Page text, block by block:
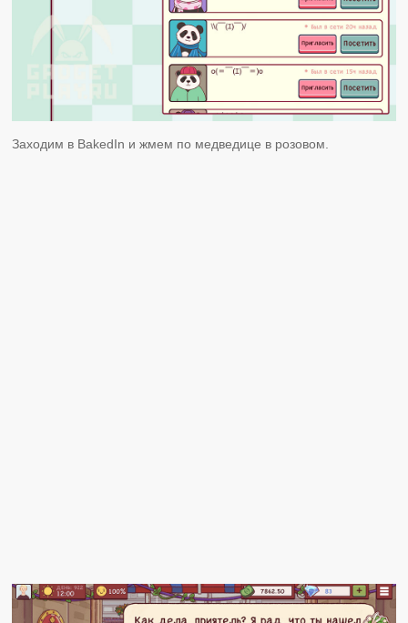
Заходим в BakedIn и жмем по медведице в розовом.